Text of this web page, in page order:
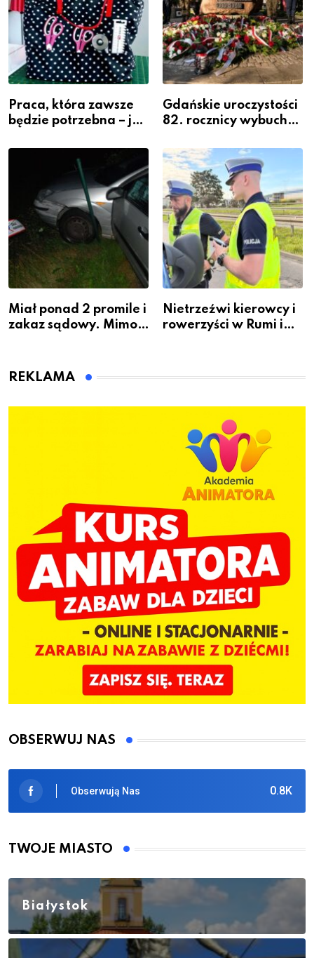
Praca, która zawsze
będzie potrzebna – jak
zawodem przyszłości i
gdzie się go nauczyć?
Gdańskie uroczystości
82. rocznicy wybuchu
Warszawskiego
Miał ponad 2 promile i
zakaz sądowy. Mimo
Bolszewie i uderzył w
Nietrzeźwi kierowcy i
rowerzyści w Rumi i
REKLAMA
OBSERWUJ NAS
0.8K
Obserwują Nas
TWOJE MIASTO
Białystok